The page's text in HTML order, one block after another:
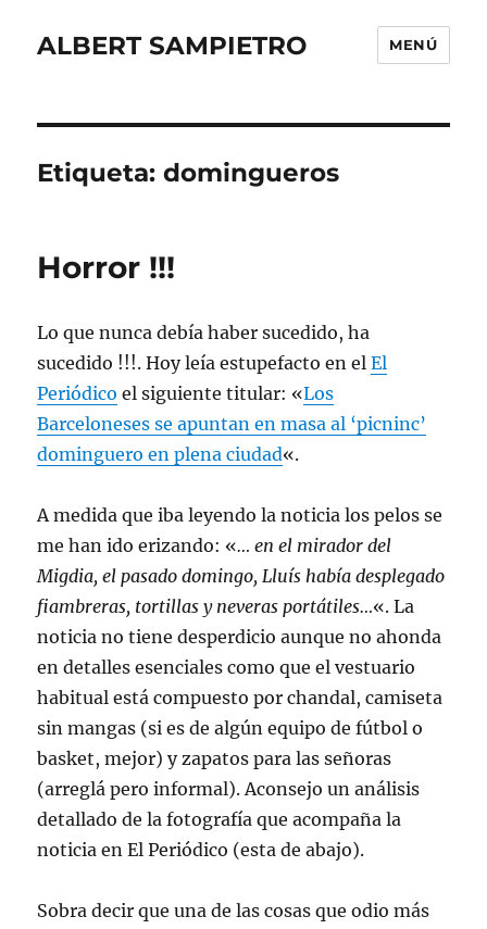
ALBERT SAMPIETRO MENÚ
Etiqueta:domingueros
Horror !!!
Lo que nunca debía haber sucedido, ha
sucedido !!!. Hoy leía estupefacto en elEl
Periódico el siguiente titular: «Los
Barceloneses se apuntan en masa al ‘picninc’
dominguero en plena ciudad«.
A medida que iba leyendo la noticia los pelos se
me han ido erizando: «… en el mirador del
Migdia, el pasado domingo, Lluís había desplegado
fiambreras, tortillas y neveras portátiles…«. La
noticia no tiene desperdicio aunque no ahonda
en detalles esenciales como que el vestuario
habitual está compuesto por chandal, camiseta
sin mangas (si es de algún equipo de fútbol o
basket, mejor) y zapatos para las señoras
(arreglá pero informal). Aconsejo un análisis
detallado de la fotografía que acompaña la
noticia en El Periódico (esta de abajo).
Sobra decir que una de las cosas que odio más